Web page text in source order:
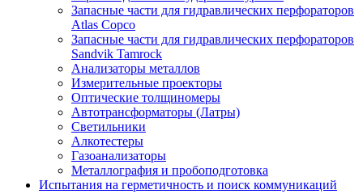
Запасные части для гидравлических перфораторов
Atlas Copco
Запасные части для гидравлических перфораторов
Sandvik Tamrock
Анализаторы металлов
Измерительные проекторы
Оптические толщиномеры
Автотрансформаторы (Латры)
Светильники
Алкотестеры
Газоанализаторы
Металлография и пробоподготовка
Испытания на герметичность и поиск коммуникаций